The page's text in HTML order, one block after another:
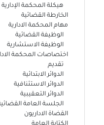
هيكلة المحكمة الإدارية
الخارطة القضائية
مهام المحكمة الادارية
الوظيفة القضائية
الوظيفة الاستشارية
اختصاصات المحكمة
تقديم
الدوائر الابتدائية
الدوائر الاستئنافية
الدوائر التعقيبية
الجلسة العامة
القضاة الاداريون